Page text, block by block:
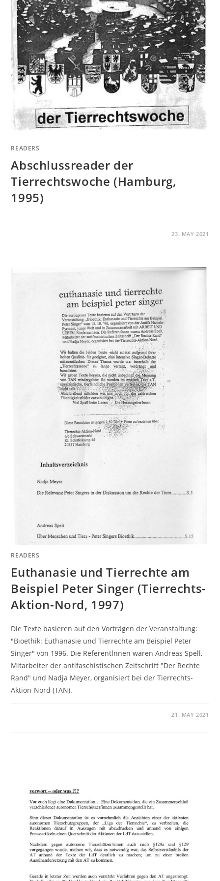
READERS
Abschlussreader der
Tierrechtswoche (Hamburg,
1995)
23. MAY 2021
READERS
Euthanasie und Tierrechte am
Beispiel Peter Singer (Tierrechts-
Aktion-Nord, 1997)
Die Texte basieren auf den Vorträgen der Veranstaltung:
"Bioethik: Euthanasie und Tierrechte am Beispiel Peter
Singer" von 1996. Die Referentlnnen waren Andreas Spell,
Mitarbeiter der antifaschistischen Zeitschrift "Der Rechte
Rand" und Nadja Meyer, organisiert bei der Tierrechts-
Aktion-Nord (TAN).
21. MAY 2021